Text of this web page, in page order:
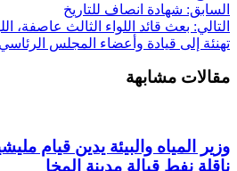
السابق: شهادة انصاف للتاريخ
التالي: بعث قائد اللواء الثالث عاصفة،
تهنئة إلى قيادة وأعضاء المجلس
مقالات مشابهة
وزير المياه والبيئة يدين قيام
ناقلة نفط قبالة مدينة المخا